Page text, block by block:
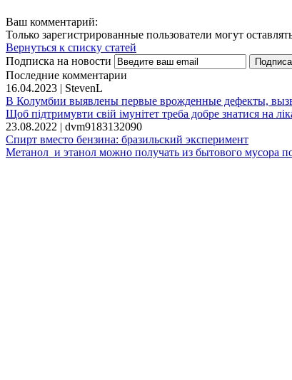
Ваш комментарий:
Только зарегистрированные пользователи могут
Вернуться к списку статей
Подписка на новости
Последние комментарии
16.04.2023 | StevenL
В Колумбии выявлены первые врожденные дефекты,
Щоб підтримувти свій імунітет треба добре знатися на
23.08.2022 | dvm9183132090
Спирт вместо бензина: бразильский эксперимент
Метанол и этанол можно получать из бытового мусора